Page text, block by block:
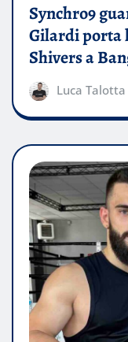
Synchro9
Gilardi porta
Shivers a
Luca Talotta